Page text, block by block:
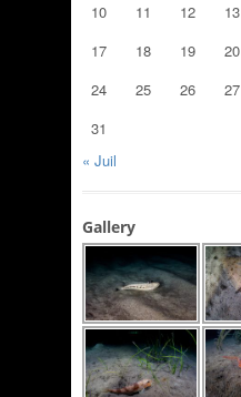
10
11 12 13
17
18 19 20
24
25 26 27
31
« Juil
Gallery